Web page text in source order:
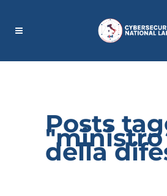
Posts
"ministro
della